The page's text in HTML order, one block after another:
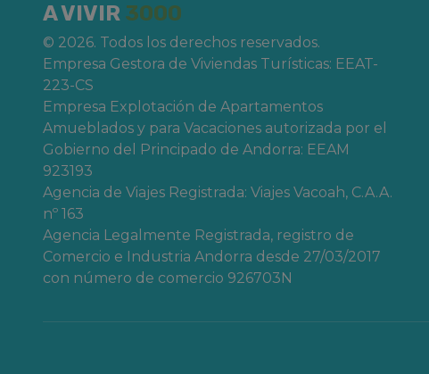
No lo dudes más y disfruta de uno de
sorprender a tu pareja enSan Valentín
A VIVIR 3000
© 2026. Todos los derechos reservados.
Empresa Gestora de Viviendas Turísticas: EEAT-
223-CS
Empresa Explotación de Apartamentos
Amueblados y para Vacaciones autorizada por el
Gobierno del Principado de Andorra: EEAM
923193
Agencia de Viajes Registrada: Viajes Vacoah, C.A.A.
nº 163
Agencia Legalmente Registrada, registro de
Comercio e Industria Andorra desde 27/03/2017
con número de comercio 926703N